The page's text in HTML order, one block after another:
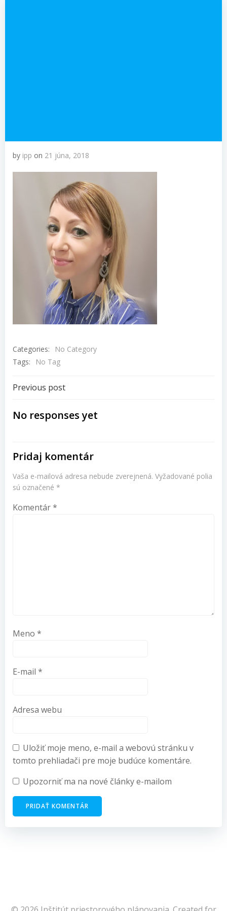
by ipp on 21 júna, 2018
Categories:
No Category
Tags:
No Tag
Navigácia
v
Previous post
No responses yet
Pridaj komentár
Vaša e-mailová adresa nebude zverejnená. Vyžadované polia
sú označené *
Komentár*
Meno *
E-mail *
Adresa webu
Uložiť moje meno, e-mail a webovú stránku v
tomto prehliadači pre moje budúce komentáre.
Upozorniť ma na nové články e-mailom